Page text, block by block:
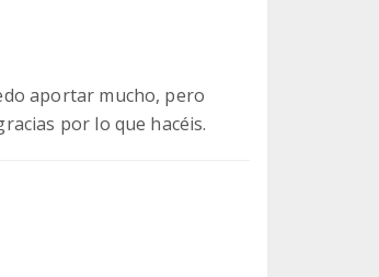
aportar mucho, pero
por lo que hacéis.